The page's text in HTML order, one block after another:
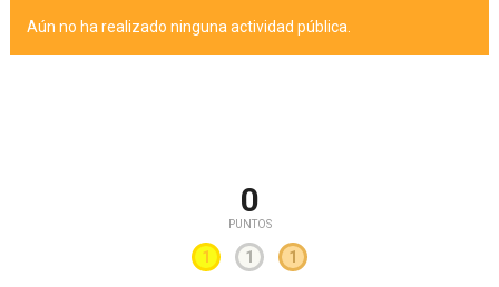
Aún no ha realizado ninguna actividad pública.
0
PUNTOS
1 1 1